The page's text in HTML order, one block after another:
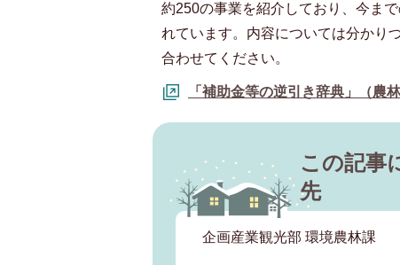
約250の事業を紹介しており、今ま
れています。内容については分かり
合わせてください。
「補助金等の逆引き辞典」（農林
この記事
先
企画産業観光部 環境農林課